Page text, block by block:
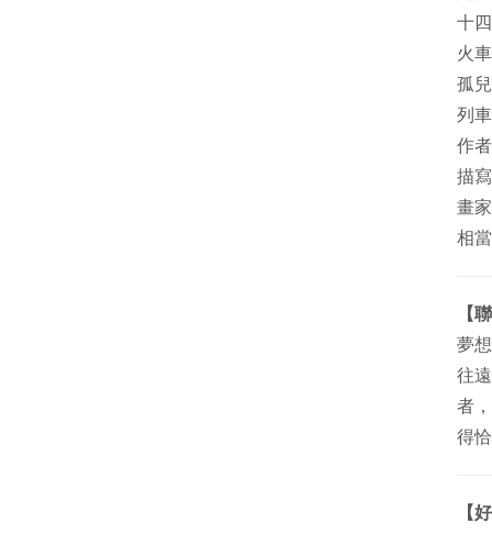
十
火
孤
列
作
描
畫
相
【
夢
往
者
得
【